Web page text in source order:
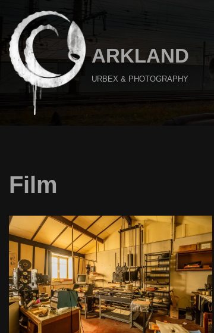
Aller
au
contenu
ARKLAND
URBEX & PHOTOGRAPHY
Film